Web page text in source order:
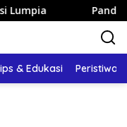
Panduan Wisata
& Edukasi Peristiwa